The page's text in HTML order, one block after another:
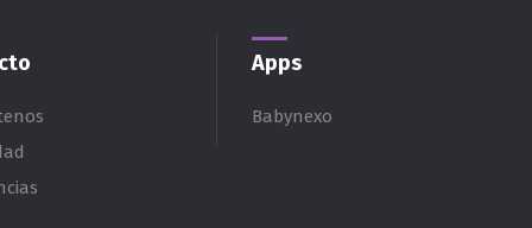
Apps
Babynexo